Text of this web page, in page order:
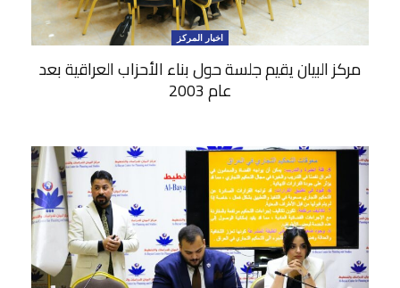
اخبار المركز
مركز البيان يقيم جلسة حول بناء الأحزاب العراقية بعد
عام 2003